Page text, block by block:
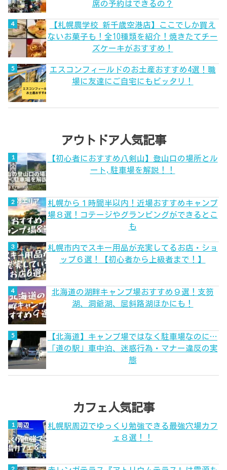
席の予約はできるの？
【札幌農学校 新千歳空港店】ここでしか買え
ないお菓子も！全10種類を紹介！焼きたてチー
ズケーキがおすすめ！
エスコンフィールドのお土産おすすめ4選！職
場に友達にご自宅にもピッタリ！
アウトドア人気記事
【初心者におすすめ八剣山】登山口の場所とル
ート,駐車場を解説！！
札幌から１時間半以内！近場おすすめキャンプ
場８選！コテージやグランピングができるとこ
も
札幌市内でスキー用品が充実してるお店・ショ
ップ６選！【初心者から上級者まで！】
北海道の湖畔キャンプ場おすすめ９選！支笏
湖、洞爺湖、屈斜路湖ほかにも！
【北海道】キャンプ場ではなく駐車場なのに…
「道の駅」車中泊、迷惑行為・マナー違反の実
態
カフェ人気記事
札幌駅周辺でゆっくり勉強できる最強穴場カフ
ェ８選！！